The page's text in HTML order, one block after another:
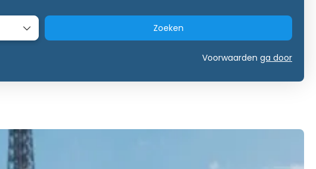
Zoeken
Voorwaarden ga door